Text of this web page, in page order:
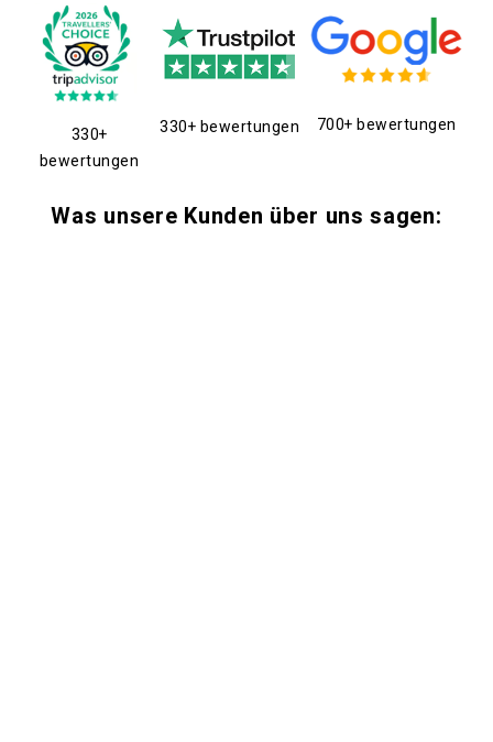
330+
bewertungen
330+ bewertungen 700+ bewertungen
Was unsere Kunden über uns sagen: